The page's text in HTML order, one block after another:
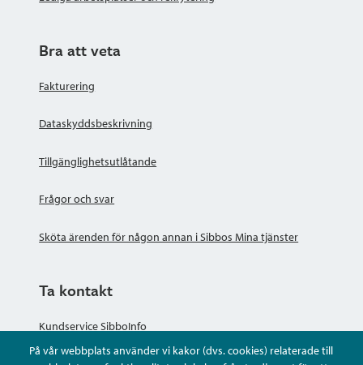
På vår webbplats använder vi kakor (dvs. cookies) relaterade till
Bra att veta
Fakturering
Dataskyddsbeskrivning
Tillgänglighetsutlåtande
Frågor och svar
Sköta ärenden för någon annan i Sibbos Mina tjänster
Ta kontakt
Kundservice SibboInfo